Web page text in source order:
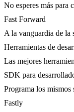
No esperes más para
Fast Forward
A la vanguardia de la
Herramientas de
Las mejores
SDK para
Programa los mismos
Fastly